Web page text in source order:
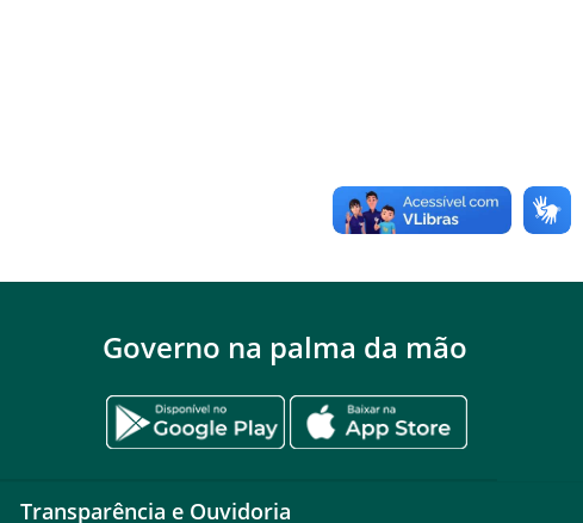
Governo na palma da mão
Transparência e Ouvidoria